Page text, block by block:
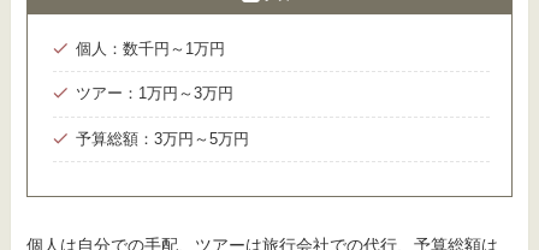
個人：数千円～1万円
ツアー：1万円～3万円
予算総額：3万円～5万円
個人は自分での手配、ツアーは旅行会社での代行、予算総額は